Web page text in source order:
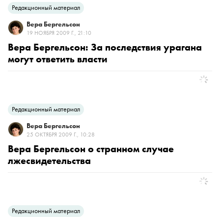
Сначала новые
Сначала старые
По популярности
Редакционный материал
Вера Бергельсон
19 НОЯБРЯ 2009 Г., 21:10
Вера Бергельсон: За последствия урагана
могут ответить власти
Редакционный материал
Вера Бергельсон
25 ОКТЯБРЯ 2009 Г., 10:28
Вера Бергельсон о странном случае
лжесвидетельства
Редакционный материал